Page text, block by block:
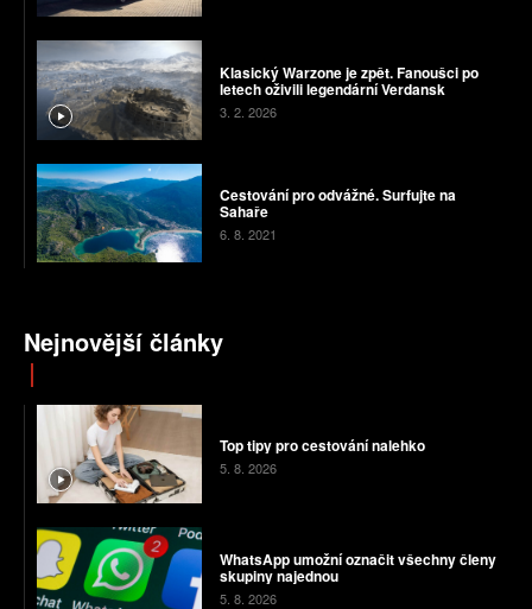
Klasický Warzone je zpět. Fanoušci po
letech oživili legendární Verdansk
3. 2. 2026
Cestování pro odvážné. Surfujte na
Sahaře
6. 8. 2021
Nejnovější články
Top tipy pro cestování nalehko
5. 8. 2026
WhatsApp umožní označit všechny členy
skupiny najednou
5. 8. 2026